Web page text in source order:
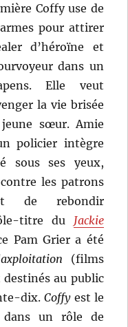
Coffy use de
pour attirer
d’héroïne et
dans un
Elle veut
la vie brisée
sœur. Amie
policier intègre
sous ses yeux,
les patrons
de rebondir
titre du Jackie
Pam Grier a été
(films
au public
dix.Coffyest le
un rôle de